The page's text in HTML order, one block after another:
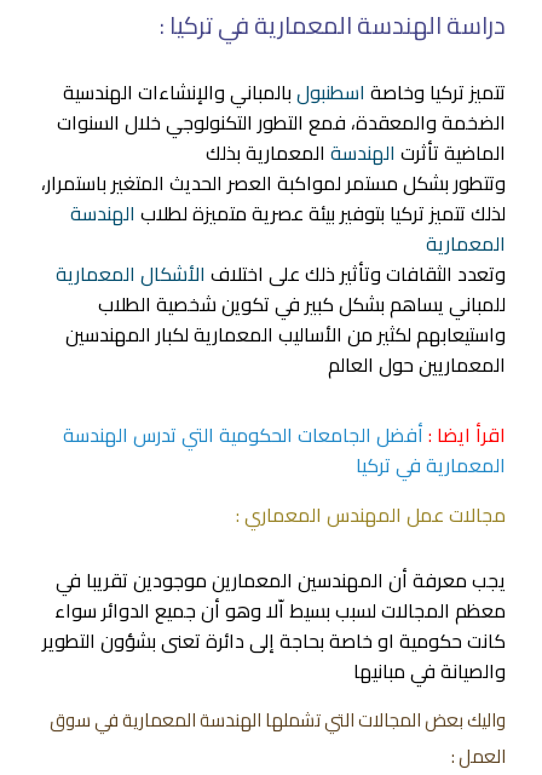
دراسة الهندسة المعمارية في تركيا :
تتميز تركيا وخاصة اسطنبولبالمباني والإنشاءات الهندسية
الضخمة والمعقدة، فمع التطور التكنولوجي خلال السنوات
الماضية تأثرت الهندسة المعمارية بذلك
وتتطور بشكل مستمر لمواكبة العصر الحديث المتغير باستمرار،
لذلك تتميز تركيا بتوفير بيئة عصرية متميزة لطلاب الهندسة
المعمارية
وتعدد الثقافات وتأثير ذلك على اختلاف الأشكال المعمارية
للمباني يساهم بشكل كبير في تكوين شخصية الطلاب
واستيعابهم لكثير من الأساليب المعمارية لكبار المهندسين
المعماريين حول العالم
اقرأ ايضا :أفضل الجامعات الحكومية التي تدرس الهندسة
المعمارية في تركيا
مجالات عمل المهندس المعماري :
يجب معرفة أن المهندسين المعمارين موجودين تقريبا في
معظم المجالات لسبب بسيط اّلا وهو أن جميع الدوائر سواء
كانت حكومية او خاصة بحاجة إلى دائرة تعنى بشؤون التطوير
والصيانة في مبانيها
واليك بعض المجالات التي تشملها الهندسة المعمارية في سوق
العمل :